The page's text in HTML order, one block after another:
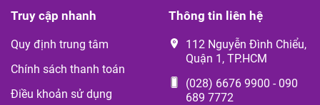
Truy cập nhanh
Quy định trung tâm
Chính sách thanh toán
Điều khoản sử dụng
Thông tin liên hệ
112 Nguyễn Đình Chiểu,
Quận 1, TP.HCM
(028) 6676 9900 - 090
689 7772